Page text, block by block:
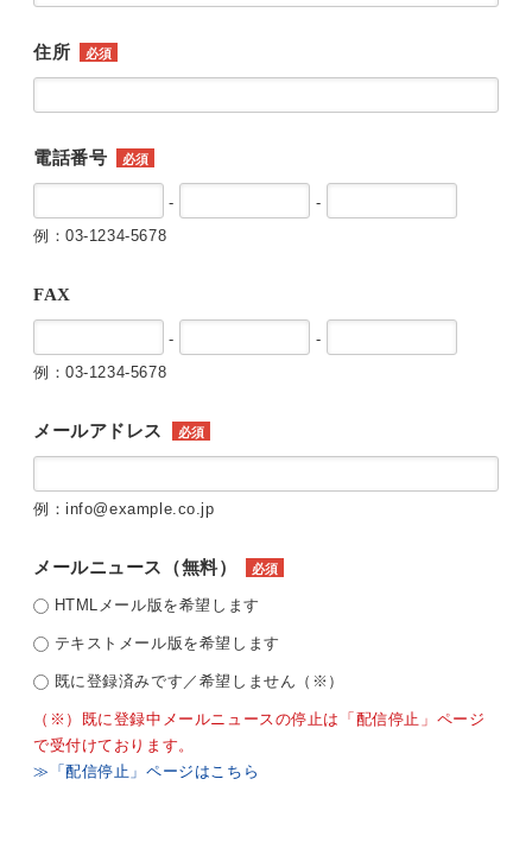
住所 必須
電話番号 必須
-
-
例：03-1234-5678
FAX
-
-
例：03-1234-5678
メールアドレス 必須
例：info@example.co.jp
メールニュース（無料） 必須
HTMLメール版を希望します
テキストメール版を希望します
既に登録済みです／希望しません（※）
（※）既に登録中メールニュースの停止は「配信停止」ページ
で受付けております。
≫「配信停止」ページはこちら